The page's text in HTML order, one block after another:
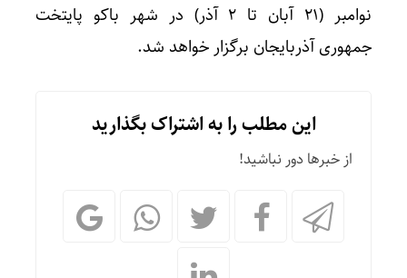
نوامبر (۲۱ آبان تا ۲ آذر) در شهر باکو پایتخت
جمهوری آذربایجان برگزار خواهد شد.
این مطلب را به اشتراک بگذارید
از خبرها دور نباشید!